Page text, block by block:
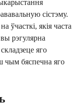
сістэму.
ўчасткі, якія часта
рэгулярна
яго
чым бяспечна яго